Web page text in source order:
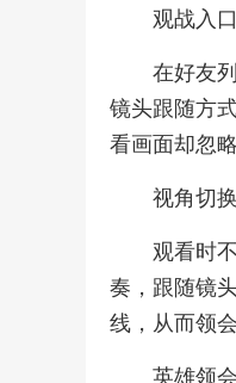
观战入
在好友
镜头跟随方
看画面却忽
视角切
观看时
奏，跟随镜
线，从而领
英雄领